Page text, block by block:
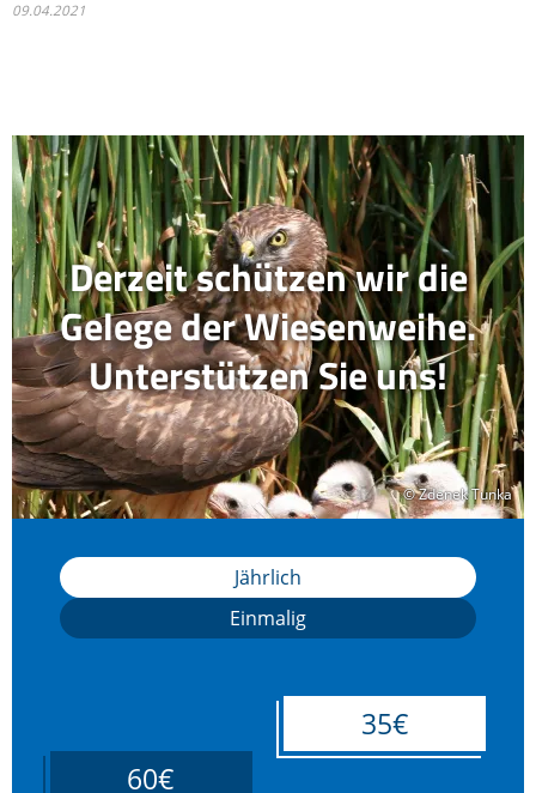
09.04.2021
© Zdenek Tunka
© Zdenek Tunka
Derzeit schützen wir die
Gelege der Wiesenweihe.
Unterstützen Sie uns!
Jährlich
Einmalig
35€
60€